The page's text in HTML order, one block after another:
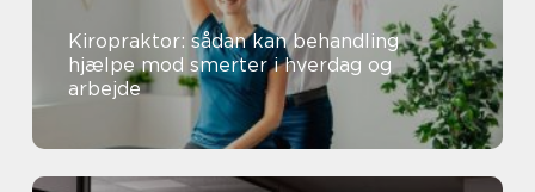
Kiropraktor: sådan kan behandling
hjælpe mod smerter i hverdag og
arbejde